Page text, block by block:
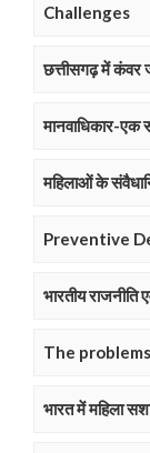
Challenges
छत्तीसगढ़ में कंवर
मानवाधिकार-एक
महिलाओं के
Preventive
भारतीय
The
भारत में महिला